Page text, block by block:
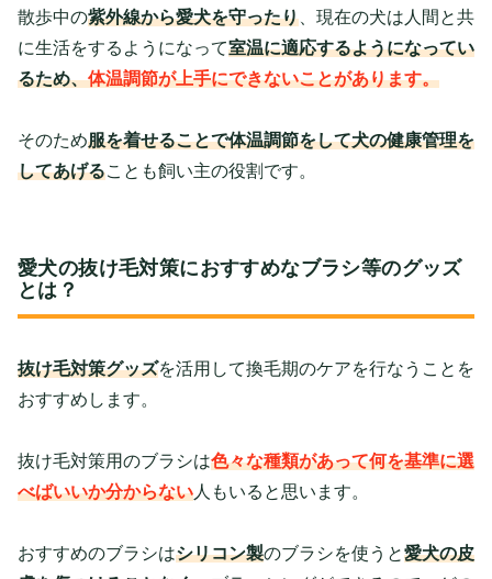
散歩中の紫外線から愛犬を守ったり 、現在の犬は人間と共
に生活をするようになって室温に適応するようになってい
るため、体温調節が上手にできないことがあります。
そのため服を着せることで体温調節をして犬の健康管理を
してあげることも飼い主の役割です。
愛犬の抜け毛対策におすすめなブラシ等のグッズ
とは？
抜け毛対策グッズを活用して換毛期のケアを行なうことを
おすすめします。
抜け毛対策用のブラシは色々な種類があって何を基準に選
べばいいか分からない人もいると思います。
おすすめのブラシはシリコン製のブラシを使うと愛犬の皮